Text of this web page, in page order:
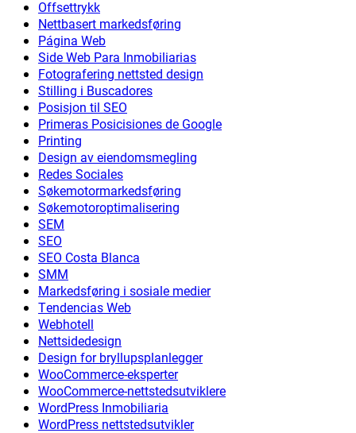
Offsettrykk
Nettbasert markedsføring
Página Web
Side Web Para Inmobiliarias
Fotografering nettsted design
Stilling i Buscadores
Posisjon til SEO
Primeras Posicisiones de Google
Printing
Design av eiendomsmegling
Redes Sociales
Søkemotormarkedsføring
Søkemotoroptimalisering
SEM
SEO
SEO Costa Blanca
SMM
Markedsføring i sosiale medier
Tendencias Web
Webhotell
Nettsidedesign
Design for bryllupsplanlegger
WooCommerce-eksperter
WooCommerce-nettstedsutviklere
WordPress Inmobiliaria
WordPress nettstedsutvikler